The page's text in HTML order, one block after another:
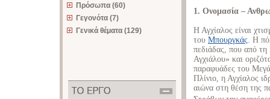
Πρόσωπα (60)
Γεγονότα (7)
Γενικά θέματα (129)
1. Ονομασία –
Η Αγχίαλος είναι
του Μπουργκάς. Η
πεδιάδας, που από τη
Αγχιάλου» και
παραφυάδες του
Πλίνιο, η Αγχίαλος
αιώνα στη θέση της